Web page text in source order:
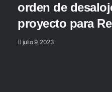
orden de
proyecto para
julio 9, 2023